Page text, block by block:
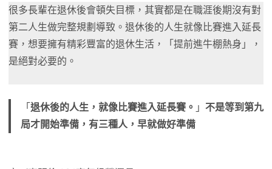
很多長輩在退休後會頓失目標，其實都是在職涯後期沒有對
第二人生做完整規劃導致。退休後的人生就像比賽進入延長
賽，想要擁有精彩豐富的退休生活，「提前進牛棚熱身」，
是絕對必要的。
「 退休後的人生，就像比賽進入延長賽。 」 不是等到第九
局才開始準備，有三種人，早就做好準備